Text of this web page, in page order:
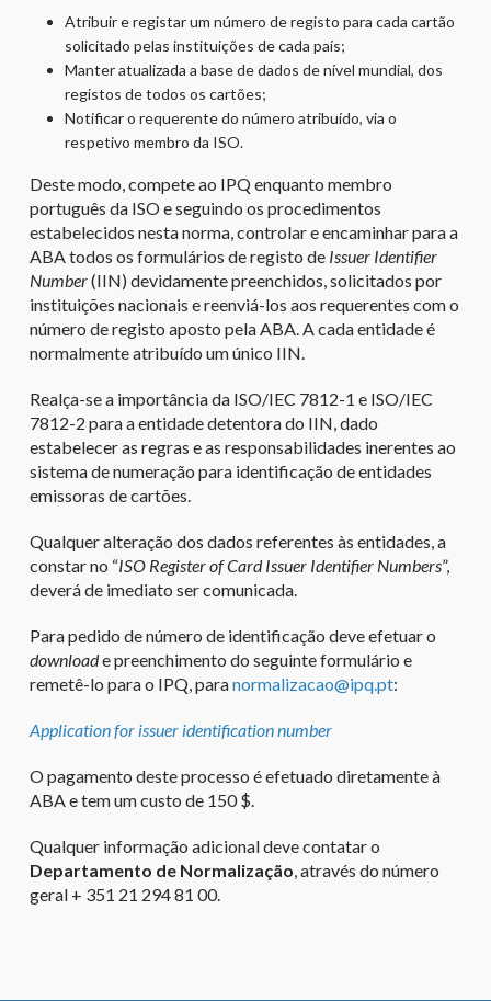
Atribuir e registar um número de registo para cada cartão
solicitado pelas instituições de cada país;
Manter atualizada a base de dados de nível mundial, dos
registos de todos os cartões;
Notificar o requerente do número atribuído, via o
respetivo membro da ISO.
Deste modo, compete ao IPQ enquanto membro
português da ISO e seguindo os procedimentos
estabelecidos nesta norma, controlar e encaminhar para a
ABA todos os formulários de registo deIssuer Identifier
Number(IIN) devidamente preenchidos, solicitados por
instituições nacionais e reenviá-los aos requerentes com o
número de registo aposto pela ABA. A cada entidade é
normalmente atribuído um único IIN.
Realça-se a importância da ISO/IEC 7812-1 e ISO/IEC
7812-2 para a entidade detentora do IIN, dado
estabelecer as regras e as responsabilidades inerentes ao
sistema de numeração para identificação de entidades
emissoras de cartões.
Qualquer alteração dos dados referentes às entidades, a
constar no “ISO Register of Card Issuer Identifier Numbers”,
deverá de imediato ser comunicada.
Para pedido de número de identificação deve efetuar o
downloade preenchimento do seguinte formulário e
remetê-lo para o IPQ, paranormalizacao@ipq.pt:
Application for issuer identification number
O pagamento deste processo é efetuado diretamente à
ABA e tem um custo de 150 $.
Qualquer informação adicional deve contatar o
Departamento de Normalização, através do número
geral + 351 21 294 81 00.